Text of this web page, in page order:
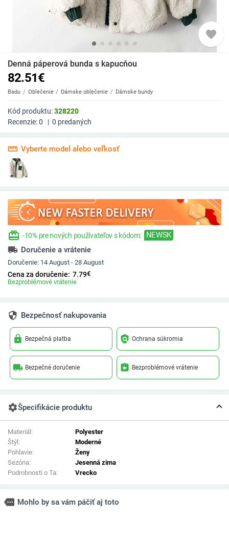
favorite
Denná páperová bunda s kapucňou
82.51€
Badu Oblečenie Dámske oblečenie Dámske bundy
Kód produktu:328220
Recenzie:0 | 0 predaných
straighten Vyberte model alebo veľkosť
redeem -10% pre nových používateľov s kódom: NEWSK
local_shipping Doručenie a vrátenie
Doručenie: 14 August - 28 August
Cena za doručenie: 7.79€
Bezproblémové vrátenie
security Bezpečnosť nakupovania
lock Bezpečná platba policy Ochrana súkromia
local_shipping Bezpečné doručenie assignment_return Bezproblémové vrátenie
settingsŠpecifikácie produktu
Materiál:
Polyester
Štýl:
Moderné
Pohlavie:
Ženy
Sezóna:
Jesenná zima
Podrobnosti o Ta:
Vrecko
more Mohlo by sa vám páčiť aj toto